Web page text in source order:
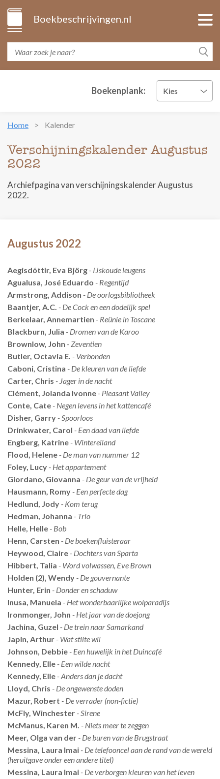
Boekbeschrijvingen.nl
Boekenplank: Kies
Home Kalender
Verschijningskalender Augustus
2022
Archiefpagina van verschijningskalender Augustus
2022.
Augustus 2022
Aegisdóttir, Eva Björg - IJskoude leugens
Agualusa, José Eduardo - Regentijd
Armstrong, Addison - De oorlogsbibliotheek
Baantjer, A.C. - De Cock en een dodelijk spel
Berkelaar, Annemartien - Reünie in Toscane
Blackburn, Julia - Dromen van de Karoo
Brownlow, John - Zeventien
Butler, Octavia E. - Verbonden
Caboni, Cristina - De kleuren van de liefde
Carter, Chris - Jager in de nacht
Clément, Jolanda Ivonne - Pleasant Valley
Conte, Cate - Negen levens in het kattencafé
Disher, Garry - Spoorloos
Drinkwater, Carol - Een daad van liefde
Engberg, Katrine - Wintereiland
Flood, Helene - De man van nummer 12
Foley, Lucy - Het appartement
Giordano, Giovanna - De geur van de vrijheid
Hausmann, Romy - Een perfecte dag
Hedlund, Jody - Kom terug
Hedman, Johanna - Trio
Helle, Helle - Bob
Henn, Carsten - De boekenfluisteraar
Heywood, Claire - Dochters van Sparta
Hibbert, Talia - Word volwassen, Eve Brown
Holden (2), Wendy - De gouvernante
Hunter, Erin - Donder en schaduw
Inusa, Manuela - Het wonderbaarlijke wolparadijs
Ironmonger, John - Het jaar van de doejong
Jachina, Guzel - De trein naar Samarkand
Japin, Arthur - Wat stilte wil
Johnson, Debbie - Een huwelijk in het Duincafé
Kennedy, Elle - Een wilde nacht
Kennedy, Elle - Anders dan je dacht
Lloyd, Chris - De ongewenste doden
Mazur, Robert - De verrader (non-fictie)
McFly, Winchester - Sirene
McManus, Karen M. - Niets meer te zeggen
Meer, Olga van der - De buren van de Brugstraat
Messina, Laura Imai - De telefooncel aan de rand van de wereld
(heruitgave onder een andere titel)
Messina, Laura Imai - De verborgen kleuren van het leven